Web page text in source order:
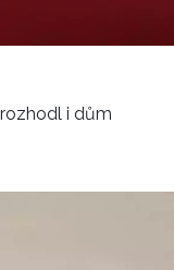
i dům